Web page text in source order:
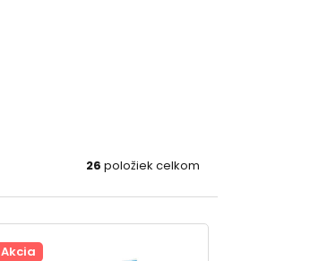
26 položiek celkom
Akcia